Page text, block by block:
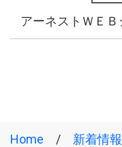
アーネストＷＥ
Home 新着情